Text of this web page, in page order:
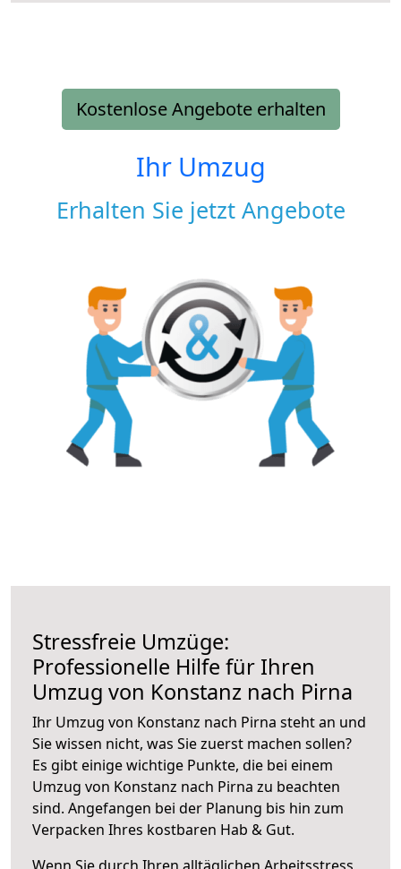
Kostenlose Angebote erhalten
Ihr Umzug
Erhalten Sie jetzt Angebote
Stressfreie Umzüge:
Professionelle Hilfe für Ihren
Umzug von Konstanz nach Pirna
Ihr Umzug von Konstanz nach Pirna steht an und
Sie wissen nicht, was Sie zuerst machen sollen?
Es gibt einige wichtige Punkte, die bei einem
Umzug von Konstanz nach Pirna zu beachten
sind. Angefangen bei der Planung bis hin zum
Verpacken Ihres kostbaren Hab & Gut.